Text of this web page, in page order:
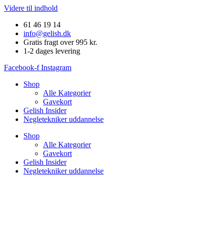
Videre til indhold
61 46 19 14
info@gelish.dk
Gratis fragt over 995 kr.
1-2 dages levering
Facebook-f Instagram
Shop
Alle Kategorier
Gavekort
Gelish Insider
Negletekniker uddannelse
Shop
Alle Kategorier
Gavekort
Gelish Insider
Negletekniker uddannelse